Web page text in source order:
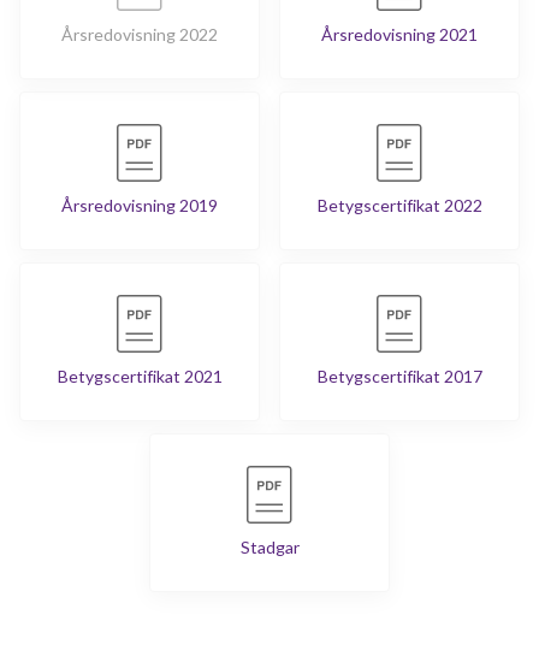
Årsredovisning 2022 Årsredovisning 2021
Årsredovisning 2019 Betygscertifikat 2022
Betygscertifikat 2021 Betygscertifikat 2017
Stadgar